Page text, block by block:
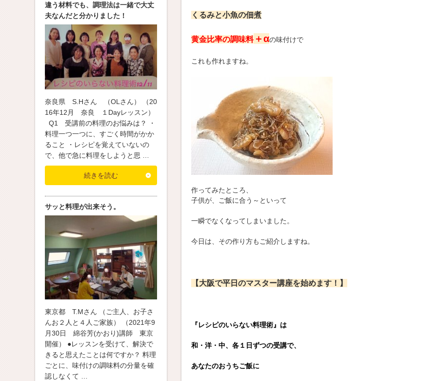
くるみと小魚の佃煮
黄金比率の調味料 ＋αの味付けで
これも作れますね。
作ってみたところ、
子供が、ご飯に合う～といって
一瞬でなくなってしまいました。
今日は、その作り方もご紹介しますね。
【大阪で平日のマスター講座を始めます！】
『レシピのいらない料理術』は
和・洋・中、各１日ずつの受講で、
あなたのおうちご飯に
違う材料でも、調理法は一緒で大丈
夫なんだと分かりました！
奈良県 S.Hさん （OLさん） （20
16年12月 奈良 １Dayレッスン）
Q1 受講前の料理のお悩みは？ ・
料理一つ一つに、すごく時間がかか
ること ・レシピを覚えていないの
で、他で急に料理をしようと思 …
続きを読む
サッと料理が出来そう。
東京都 T.Mさん （ご主人、お子さ
んお２人と４人ご家族） （2021年9
月30日 綿谷芳(かおり)講師 東京
開催） ●レッスンを受けて、解決で
きると思えたことは何ですか？ 料理
ごとに、味付けの調味料の分量を確
認しなくて …